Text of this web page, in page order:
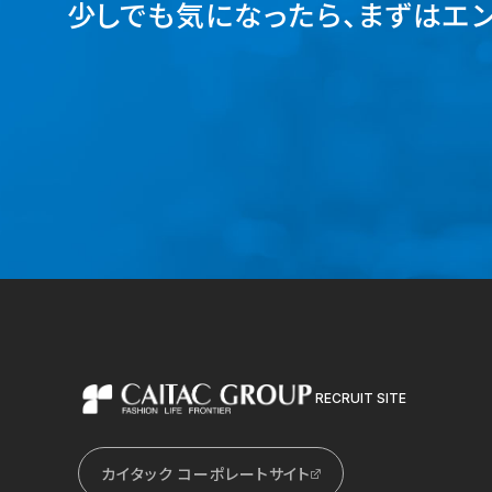
少しでも気になったら、 まずはエ
カイタックグループ RECRUIT SITE
カイタック コーポレートサイト